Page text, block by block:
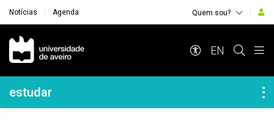
Notícias Agenda Quem sou?
Navegação Principal
EN
Navegação Lateral
estudar